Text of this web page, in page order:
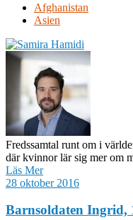
Afghanistan
Asien
Fredssamtal runt om i
där kvinnor lär sig mer om
Läs Mer
28 oktober 2016
Barnsoldaten Ingrid,